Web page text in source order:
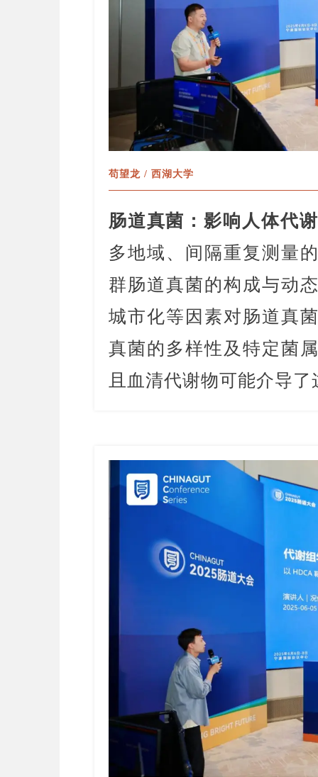
苟望龙 / 西湖大学
肠道真菌 ：影响人体代
多地域、间隔重复测量
群肠道真菌的构成与动
城市化等因素对肠道真
真菌的多样性及特定菌
且血清代谢物可能介导